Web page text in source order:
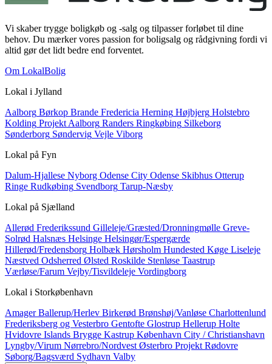
Vi skaber trygge boligkøb og -salg og tilpasser forløbet til dine
behov. Du mærker vores passion for boligsalg og rådgivning fordi vi
altid gør det lidt bedre end forventet.
Om LokalBolig
Lokal i Jylland
Aalborg Børkop Brande Fredericia Herning Højbjerg Holstebro
Kolding Projekt Aalborg Randers Ringkøbing Silkeborg
Sønderborg Søndervig Vejle Viborg
Lokal på Fyn
Dalum-Hjallese Nyborg Odense City Odense Skibhus Otterup
Ringe Rudkøbing Svendborg Tarup-Næsby
Lokal på Sjælland
Allerød Frederikssund Gilleleje/Græsted/Dronningmølle Greve-
Solrød Halsnæs Helsinge Helsingør/Espergærde
Hillerød/Fredensborg Holbæk Hørsholm Hundested Køge Liseleje
Næstved Odsherred Ølsted Roskilde Stenløse Taastrup
Værløse/Farum Vejby/Tisvildeleje Vordingborg
Lokal i Storkøbenhavn
AmagerBallerup/Herlev Birkerød Brønshøj/Vanløse Charlottenlund
Frederiksberg og Vesterbro Gentofte Glostrup Hellerup Holte
Hvidovre Islands Brygge Kastrup København City / Christianshavn
Lyngby/Virum Nørrebro/Nordvest Østerbro Projekt Rødovre
Søborg/Bagsværd Sydhavn Valby